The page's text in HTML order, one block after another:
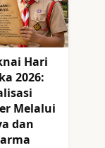
Hari
2026:
Melalui
dan